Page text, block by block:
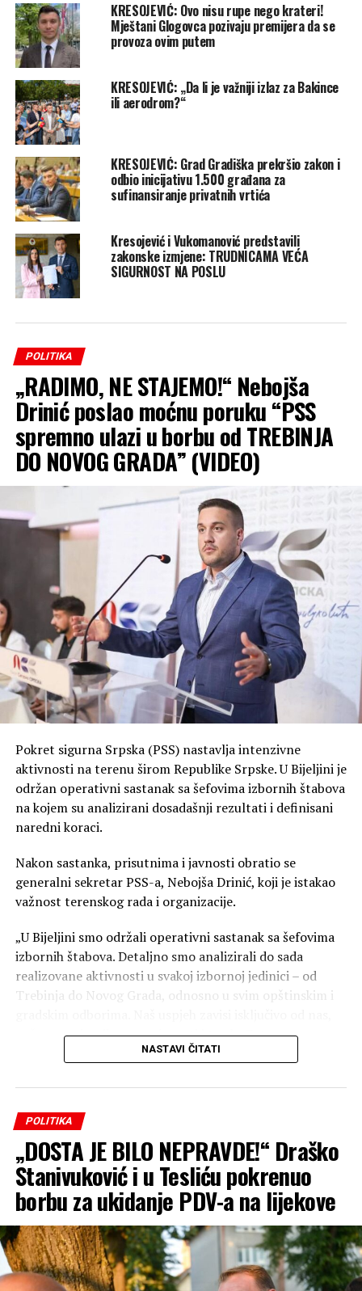
KRESOJEVIĆ: Ovo nisu rupe nego krateri!
Mještani Glogovca pozivaju premijera da se
provoza ovim putem
KRESOJEVIĆ: „Da li je važniji izlaz za Bakince
ili aerodrom?“
KRESOJEVIĆ: Grad Gradiška prekršio zakon i
odbio inicijativu 1.500 građana za
sufinansiranje privatnih vrtića
Kresojević i Vukomanović predstavili
zakonske izmjene: TRUDNICAMA VEĆA
SIGURNOST NA POSLU
POLITIKA
„RADIMO, NE STAJEMO!“ Nebojša
Drinić poslao moćnu poruku “PSS
spremno ulazi u borbu od TREBINJA
DO NOVOG GRADA” (VIDEO)
Pokret sigurna Srpska (PSS) nastavlja intenzivne
aktivnosti na terenu širom Republike Srpske. U Bijeljini je
održan operativni sastanak sa šefovima izbornih štabova
na kojem su analizirani dosadašnji rezultati i definisani
naredni koraci.
Nakon sastanka, prisutnima i javnosti obratio se
generalni sekretar PSS-a, Nebojša Drinić, koji je istakao
važnost terenskog rada i organizacije.
„U Bijeljini smo održali operativni sastanak sa šefovima
izbornih štabova. Detaljno smo analizirali do sada
realizovane aktivnosti u svakoj izbornoj jedinici – od
Trebinja do Novog Grada, odnosno u svim opštinskim i
naše organizacije, posvećenosti i truda. Zato
nastavljamo još snažnije, odgovornije i predanije, jer
ostvariti rezultat. Radimo, ne stajemo!“ — poručio je
Drinić.
Reproduktor
videozapisa
NASTAVI ČITATI
POLITIKA
„DOSTA JE BILO NEPRAVDE!“ Draško
Stanivuković i u Tesliću pokrenuo
borbu za ukidanje PDV-a na lijekove